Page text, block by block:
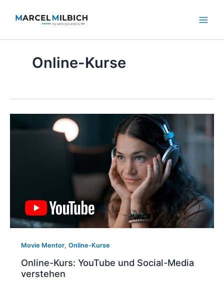
Inhalt
Online-Kurse
Movie Mentor, Online-Kurse
Online-Kurs: YouTube und Social-Media
verstehen